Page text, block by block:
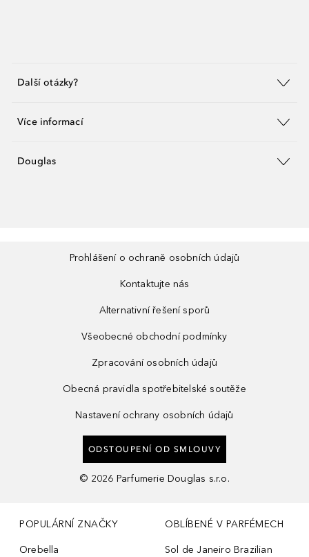
Další otázky?
Více informací
Douglas
Prohlášení o ochraně osobních údajů
Kontaktujte nás
Alternativní řešení sporů
Všeobecné obchodní podmínky
Zpracování osobních údajů
Obecná pravidla spotřebitelské soutěže
Nastavení ochrany osobních údajů
ODSTOUPENÍ OD SMLOUVY
© 2026 Parfumerie Douglas s.r.o.
POPULÁRNÍ ZNAČKY
Orebella
OBLÍBENÉ V PARFÉMECH
Sol de Janeiro Brazilian